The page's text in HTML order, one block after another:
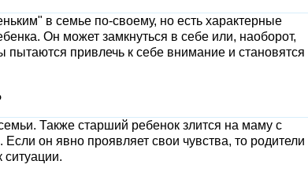
в семье по-своему, но есть характерные
Он может замкнуться в себе или, наоборот,
привлечь к себе внимание и становятся
Также старший ребенок злится на маму с
он явно проявляет свои чувства, то родители